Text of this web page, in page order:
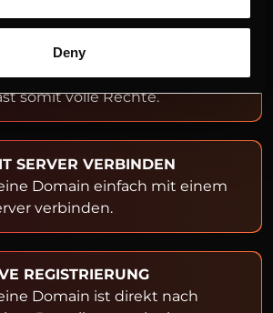
Deny
& OWNER-EINTRAG
bist Inhaber der Domain und
somit volle Rechte.
SERVER VERBINDEN
Domain einfach mit einem
verbinden.
REGISTRIERUNG
Domain ist direkt nach